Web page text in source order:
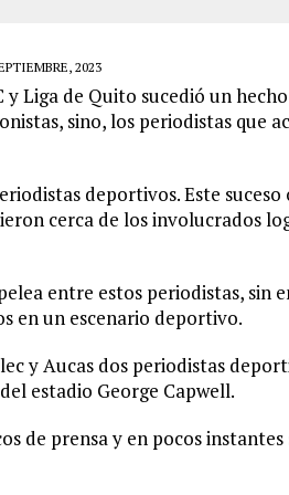
2023
Liga de Quito sucedió un
sino, los periodistas que
deportivos. Este
cerca de los involucrados
entre estos periodistas, sin
en un escenario deportivo.
y Aucas dos periodistas
estadio George Capwell.
de prensa y en pocos instantes